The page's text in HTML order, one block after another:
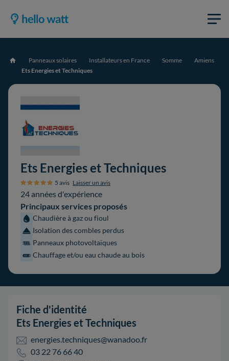
Accueil Panneaux solaires Installateurs en France Somme
Amiens
Ets Energies et Techniques
Ets Energies et Techniques
5 avis Laisser un avis
24 années d'expérience
Principaux services proposés
Chaudière à gaz ou fioul
Isolation des combles perdus
Panneaux photovoltaïques
Chauffage et/ou eau chaude au bois
Fiche d'identité
Ets Energies et Techniques
energies.techniques@wanadoo.fr
03 22 76 66 40